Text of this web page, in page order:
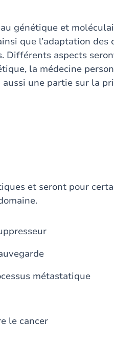
génétique et
que l’adaptation
Différents aspects
la médecine
une partie sur la
et seront pour
métastatique
le cancer